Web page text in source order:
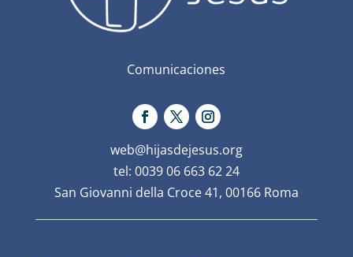
Comunicaciones
web@hijasdejesus.org
tel: 0039 06 663 62 24
San Giovanni della Croce 41, 00166 Roma